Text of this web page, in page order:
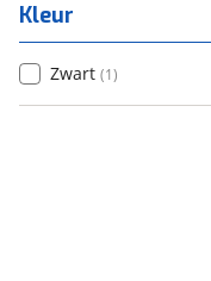
Kleur
Zwart (1)